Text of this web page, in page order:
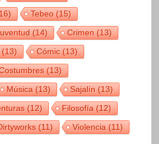
Tebeo(15)
(14) Crimen(13)
(13) Cómic(13)
(13)
Música(13) Sajalín(13)
(12) Filosofía(12)
(11) Violencia(11)